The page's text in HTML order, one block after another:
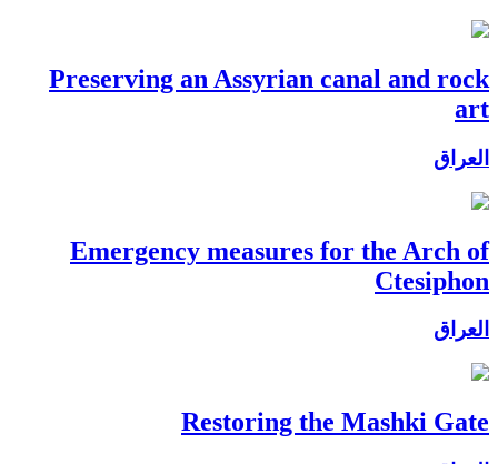
Preserving an Assyrian canal and rock
art
العراق
Emergency measures for the Arch of
Ctesiphon
العراق
Restoring the Mashki Gate